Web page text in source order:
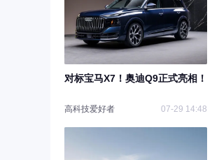
对标宝马X7！奥迪Q9正式亮相！
高科技爱好者 07-29 14:48